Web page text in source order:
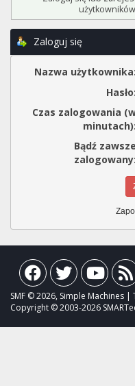
Zaloguj się
Nazwa użytkownika:
Hasło:
Czas zalogowania
minutach):
Bądź zawsze
zalogowany:
SMF © 2026, Simple Machines |
Copyright © 2003-2026